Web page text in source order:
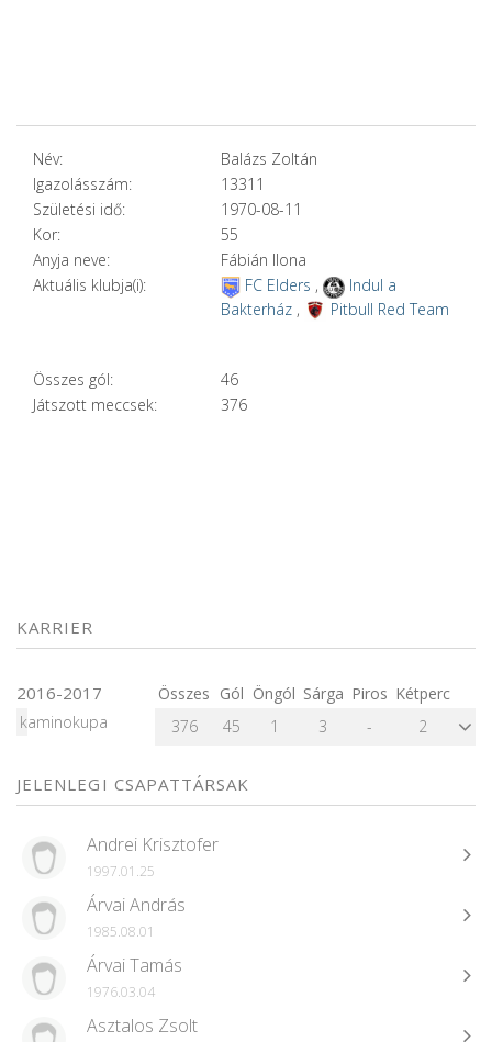
Név:
Balázs Zoltán
Igazolásszám:
13311
Születési idő:
1970-08-11
Kor:
55
Anyja neve:
Fábián Ilona
Aktuális klubja(i):
FC Elders ,
Indul a
Bakterház, Pitbull Red Team
Összes gól:
46
Játszott meccsek:
376
KARRIER
2016-2017 Összes Gól Öngól Sárga Piros Kétperc
kaminokupa
376 45 1 3 - 2
JELENLEGI CSAPATTÁRSAK
Andrei Krisztofer
1997.01.25
Árvai András
1985.08.01
Árvai Tamás
1976.03.04
Asztalos Zsolt